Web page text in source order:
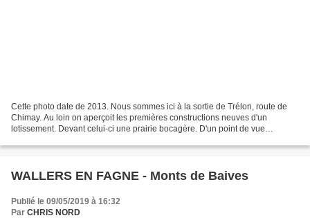
Cette photo date de 2013. Nous sommes ici à la sortie de Trélon, route de
Chimay. Au loin on aperçoit les premières constructions neuves d'un
lotissement. Devant celui-ci une prairie bocagère. D'un point de vue
WALLERS EN FAGNE - Monts de Baives
Publié le 09/05/2019 à 16:32
Par CHRIS NORD